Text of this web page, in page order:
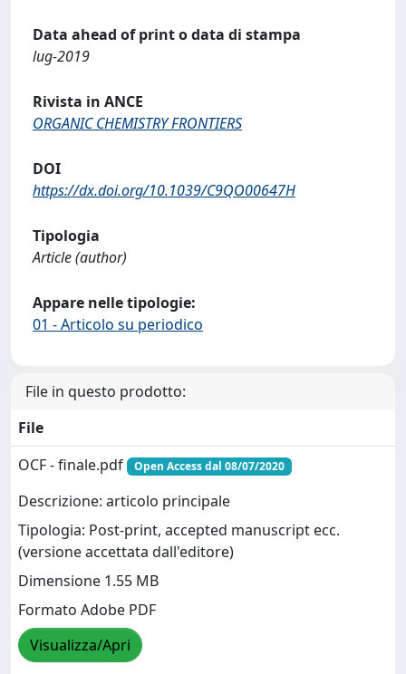
Data ahead of print o data di stampa
lug-2019
Rivista in ANCE
ORGANIC CHEMISTRY FRONTIERS
DOI
https://dx.doi.org/10.1039/C9QO00647H
Tipologia
Article (author)
Appare nelle tipologie:
01 - Articolo su periodico
File in questo prodotto:
File
OCF - finale.pdf
Open Access dal 08/07/2020
Descrizione: articolo principale
Tipologia: Post-print, accepted manuscript ecc.
(versione accettata dall'editore)
Dimensione 1.55 MB
Formato Adobe PDF
Visualizza/Apri